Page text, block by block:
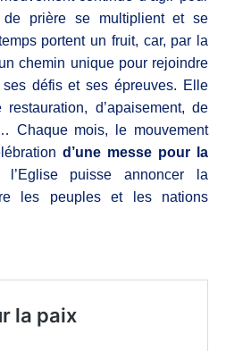
prière se multiplient et se
portent un fruit, car, par la
chemin unique pour rejoindre
ses défis et ses épreuves. Elle
d’apaisement, de
Chaque mois, le mouvement
d’une messe pour la
puisse annoncer la
les peuples et les nations